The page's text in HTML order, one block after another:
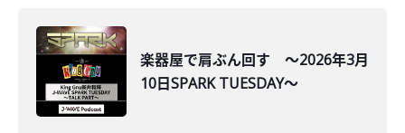
楽器屋で肩ぶん回す ～2026年3月
10日SPARK TUESDAY～